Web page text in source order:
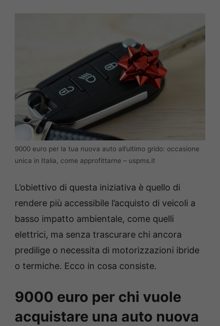
9000 euro per la tua nuova auto all’ultimo grido: occasione
unica in Italia, come approfittarne – uspms.it
L’obiettivo di questa iniziativa è quello di
rendere più accessibile l’acquisto di veicoli a
basso impatto ambientale, come quelli
elettrici, ma senza trascurare chi ancora
predilige o necessita di motorizzazioni ibride
o termiche. Ecco in cosa consiste.
9000 euro per chi vuole
acquistare una auto nuova